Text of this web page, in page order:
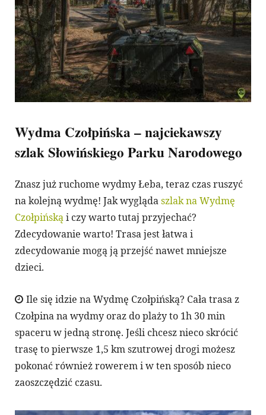
Wydma Czołpińska – najciekawszy
szlak Słowińskiego Parku Narodowego
Znasz już ruchome wydmy Łeba, teraz czas ruszyć
na kolejną wydmę! Jak wyglądaszlak na Wydmę
Czołpińskąi czy warto tutaj przyjechać?
Zdecydowanie warto! Trasa jest łatwa i
zdecydowanie mogą ją przejść nawet mniejsze
dzieci.
Ile się idzie na Wydmę Czołpińską? Cała trasa z
Czołpina na wydmy oraz do plaży to 1h 30 min
spaceru w jedną stronę. Jeśli chcesz nieco skrócić
trasę to pierwsze 1,5 km szutrowej drogi możesz
pokonać również rowerem i w ten sposób nieco
zaoszczędzić czasu.